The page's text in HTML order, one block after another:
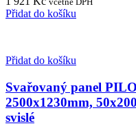
Přidat do košíku
Přidat do košíku
Svařovaný panel
2500x1230mm,
svislé